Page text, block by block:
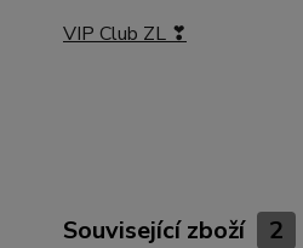
VIP Club ZL ❣
Související zboží 2